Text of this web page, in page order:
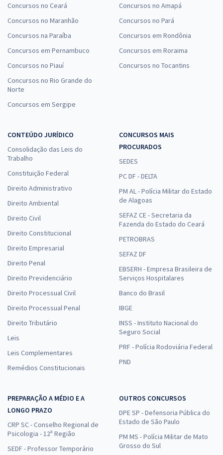
Concursos no Ceará
Concursos no Maranhão
Concursos na Paraíba
Concursos em Pernambuco
Concursos no Piauí
Concursos no Rio Grande do
Norte
Concursos em Sergipe
Concursos no Amapá
Concursos no Pará
Concursos em Rondônia
Concursos em Roraima
Concursos no Tocantins
CONTEÚDO JURÍDICO
Consolidação das Leis do
Trabalho
Constituição Federal
Direito Administrativo
Direito Ambiental
Direito Civil
Direito Constitucional
Direito Empresarial
Direito Penal
Direito Previdenciário
Direito Processual Civil
Direito Processual Penal
Direito Tributário
Leis
Leis Complementares
Remédios Constitucionais
CONCURSOS MAIS
PROCURADOS
SEDES
PC DF - DELTA
PM AL - Polícia Militar do Estado
de Alagoas
SEFAZ CE - Secretaria da
Fazenda do Estado do Ceará
PETROBRAS
SEFAZ DF
EBSERH - Empresa Brasileira de
Serviços Hospitalares
Banco do Brasil
IBGE
INSS - Instituto Nacional do
Seguro Social
PRF - Polícia Rodoviária Federal
PND
PREPARAÇÃO A MÉDIO E A
LONGO PRAZO
CRP SC - Conselho Regional de
Psicologia - 12ª Região
SEDF - Professor Temporário
OUTROS CONCURSOS
DPE SP - Defensoria Pública do
Estado de São Paulo
PM MS - Polícia Militar de Mato
Grosso do Sul